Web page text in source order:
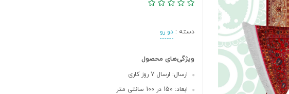
دسته :دو رو
ویژگی‌های محصول
ارسال: ارسال 7 روز کاری
ابعاد: 150 در 100 سانتی متر